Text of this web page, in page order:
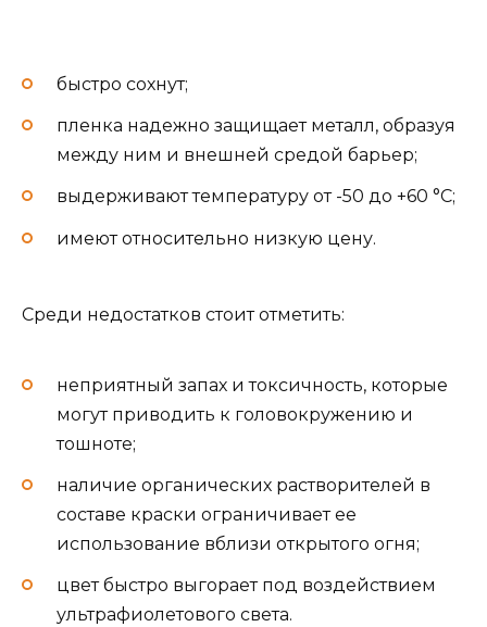
быстро сохнут;
пленка надежно защищает металл, образуя
между ним и внешней средой барьер;
выдерживают температуру от -50 до +60 °C;
имеют относительно низкую цену.
Среди недостатков стоит отметить:
неприятный запах и токсичность, которые
могут приводить к головокружению и
тошноте;
наличие органических растворителей в
составе краски ограничивает ее
использование вблизи открытого огня;
цвет быстро выгорает под воздействием
ультрафиолетового света.